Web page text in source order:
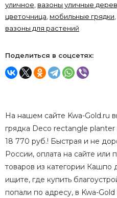
уличное, вазоны уличные
цветочница, мобильные грядки,
вазоны для растений
Поделиться в соцсетях:
На нашем сайте Kwa-Gold.ru
грядка Deco rectangle
18 770 руб.! Быстрая и не
России, оплата на сайте или
товаров из категории
ищите, где купить
попали по адресу, в Kwa-